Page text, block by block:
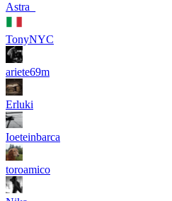
Astra_
TonyNYC
ariete69m
Erluki
Ioeteinbarca
toroamico